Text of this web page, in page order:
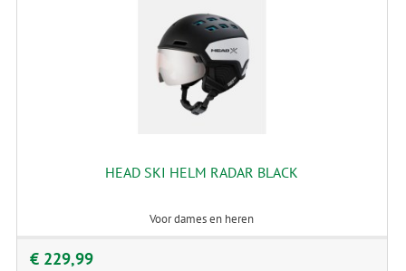
HEAD SKI HELM RADAR BLACK
Voor dames en heren
€ 229,99